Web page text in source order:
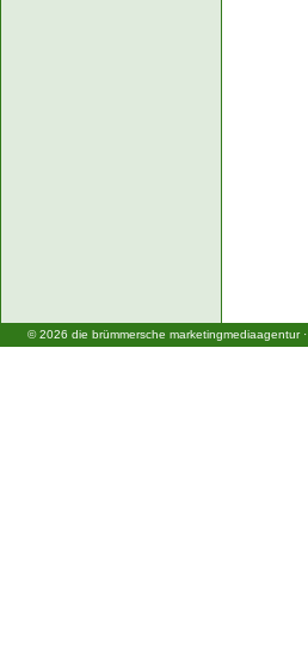
© 2026 die brümmersche marketingmediaagentur·